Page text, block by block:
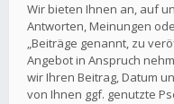
Wir bieten Ihnen an, auf
Antworten, Meinungen
„Beiträge genannt, zu
Angebot in Anspruch
wir Ihren Beitrag, Datum
von Ihnen ggf. genutzte